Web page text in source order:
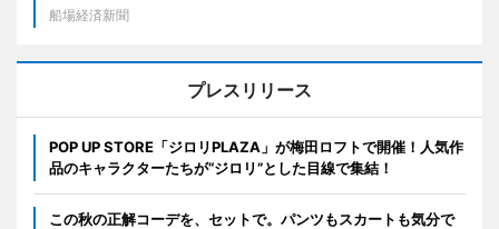
船場経済新聞
プレスリリース
POP UP STORE「ジロリPLAZA」が梅田ロフトで開催！人気作
品のキャラクターたちが“ジロリ”とした目線で集結！
この秋の正解コーデを、セットで。パンツもスカートも気分で